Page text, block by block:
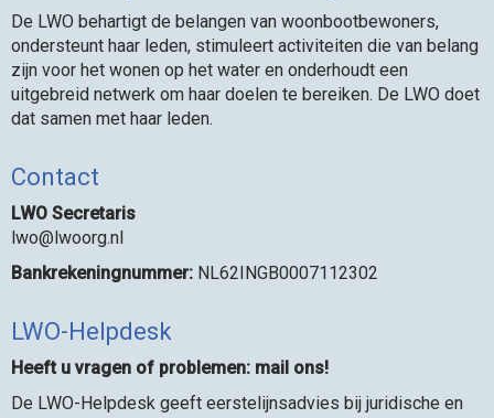
De LWO behartigt de belangen van woonbootbewoners,
ondersteunt haar leden, stimuleert activiteiten die van belang
zijn voor het wonen op het water en onderhoudt een
uitgebreid netwerk om haar doelen te bereiken. De LWO doet
dat samen met haar leden.
Contact
LWO Secretaris
owl@lwoorg.nl
Bankrekeningnummer: NL62INGB0007112302
LWO-Helpdesk
Heeft u vragen of problemen: mail ons!
De LWO-Helpdesk geeft eerstelijnsadvies bij juridische en